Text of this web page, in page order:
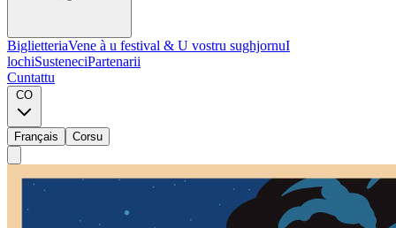
BiglietteriaVene à u festival & U vostru sughjornuI
lochiSusteneciPartenarii
Cuntattu
Français Corsu